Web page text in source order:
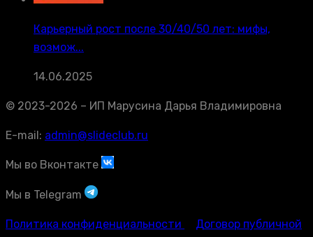
Карьерный рост после 30/40/50 лет: мифы,
возмож...
14.06.2025
© 2023-2026 – ИП Марусина Дарья Владимировна
E-mail: admin@slideclub.ru
Мы во Вконтакте
Мы в Telegram
Политика конфиденциальности
Договор публичной